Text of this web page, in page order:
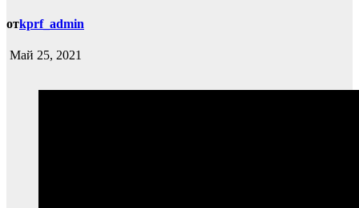
отkprf_admin
Май 25, 2021